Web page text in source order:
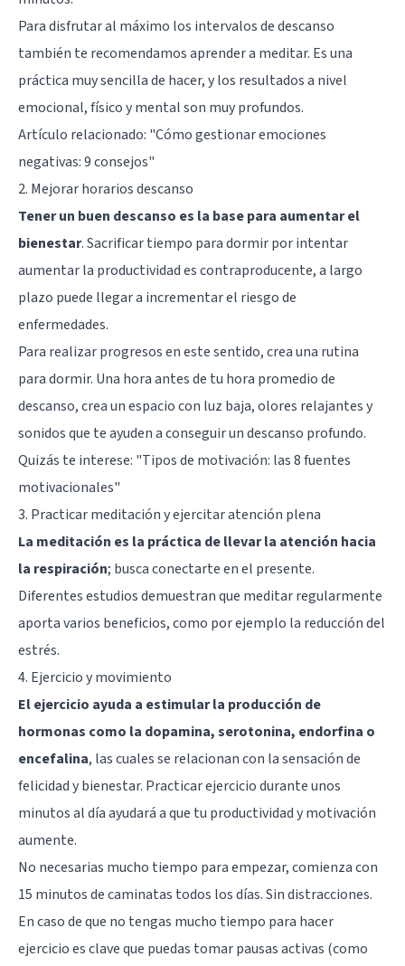
Para disfrutar al máximo los intervalos de descanso
también te recomendamosaprender a meditar. Es una
práctica muy sencilla de hacer, y los resultados a nivel
emocional, físico y mental son muy profundos.
Artículo relacionado: "Cómo gestionar emociones
negativas: 9 consejos"
2. Mejorar horarios descanso
Tener un buen descanso es la base para aumentar el
bienestar. Sacrificar tiempo para dormir por intentar
aumentar la productividad es contraproducente, a largo
plazo puede llegar a incrementar el riesgo de
enfermedades.
Para realizar progresos en este sentido, crea una rutina
para dormir. Una hora antes de tu hora promedio de
descanso, crea un espacio con luz baja, olores relajantes y
sonidos que te ayuden a conseguir un descanso profundo.
Quizás te interese: "Tipos de motivación: las 8 fuentes
motivacionales"
3. Practicar meditación y ejercitar atención plena
La meditación es la práctica de llevar la atención hacia
la respiración; busca conectarte en el presente.
Diferentes estudios demuestran que meditar regularmente
aporta varios beneficios, como por ejemplo la reducción del
estrés.
4. Ejercicio y movimiento
El ejercicio ayuda a estimular la producción de
hormonas como la dopamina, serotonina, endorfina o
encefalina, las cuales se relacionan con la sensación de
felicidad y bienestar. Practicar ejercicio durante unos
minutos al día ayudará a que tu productividad y motivación
aumente.
No necesarias mucho tiempo para empezar, comienza con
15 minutos de caminatas todos los días. Sin distracciones.
En caso de que no tengas mucho tiempo para hacer
ejercicio es clave que puedas tomar pausas activas (como